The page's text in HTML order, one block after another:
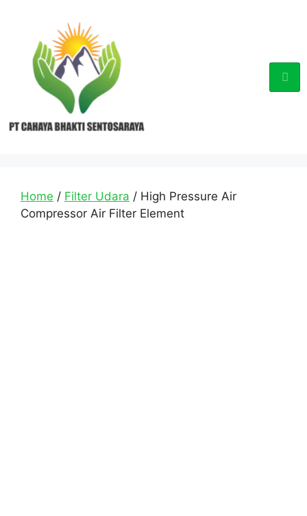
Home / Filter Udara / High Pressure Air
Compressor Air Filter Element